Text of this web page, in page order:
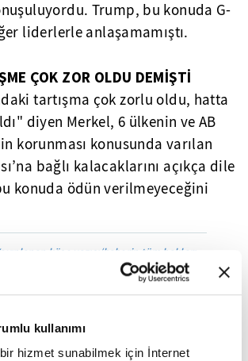
kullanımı
hizmet sunabilmek için İnternet
Trump, bu konuda G-
liderlerle anlaşamamıştı.
ÇOK ZOR OLDU DEMİŞTİ
tartışma çok zorlu oldu, hatta
diyen Merkel, 6 ülkenin ve AB
korunması konusunda varılan
bağlı kalacaklarını açıkça dile
konuda ödün verilmeyeceğini
köşe yazısı/haberin tüm hakları
Grubu'na aittir. Kaynak gösterilse dahi
tamamı özel izin alınmadan
aktif link verilerek kullanılabilir.
lütfen
tıklayın